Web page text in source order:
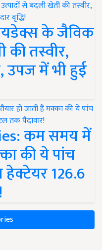
के जैविक
की तस्वीर,
में भी हुई
कम समय में
की ये पांच
हेक्टेयर 126.6